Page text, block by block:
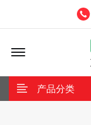
Offcanvas
产品分类